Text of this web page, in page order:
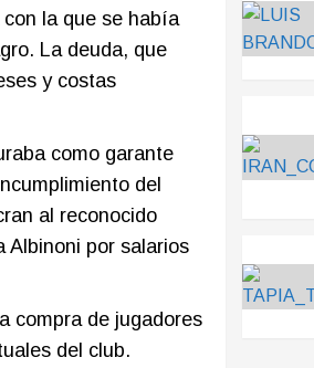
la que se había
La deuda, que
y costas
como garante
del
al reconocido
Albinoni por salarios
compra de jugadores
del club.